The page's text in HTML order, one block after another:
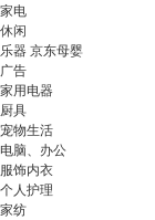
家电
休闲
乐器 京东母婴
广告
家用电器
厨具
宠物生活
电脑、办公
服饰内衣
个人护理
家纺